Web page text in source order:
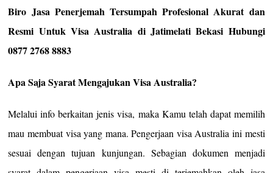
Biro Jasa Penerjemah Tersumpah Profesional Akurat dan
Resmi Untuk Visa Australia di Jatimelati Bekasi Hubungi
0877 2768 8883
Apa Saja Syarat Mengajukan Visa Australia?
Melalui info berkaitan jenis visa, maka Kamu telah dapat memilih
mau membuat visa yang mana. Pengerjaan visa Australia ini mesti
sesuai dengan tujuan kunjungan. Sebagian dokumen menjadi